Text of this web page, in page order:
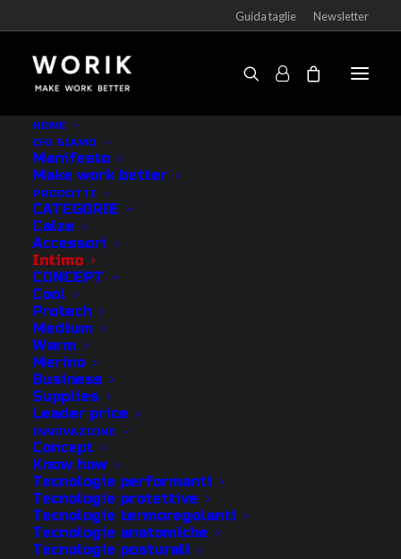
Guida taglie Newsletter
HOME
CHI SIAMO
Manifesto
Make work better
PRODOTTI
CATEGORIE
Calze
Accessori
Intimo
CONCEPT
Cool
Protech
Medium
Warm
Merino
Business
Supplies
Leader price
INNOVAZIONE
Concept
Know how
Tecnologie performanti
Tecnologie protettive
Tecnologie termoregolanti
Tecnologie anatomiche
Tecnologie posturali
Home
IN
OFFERTA!